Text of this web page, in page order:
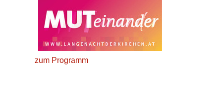
zum Programm